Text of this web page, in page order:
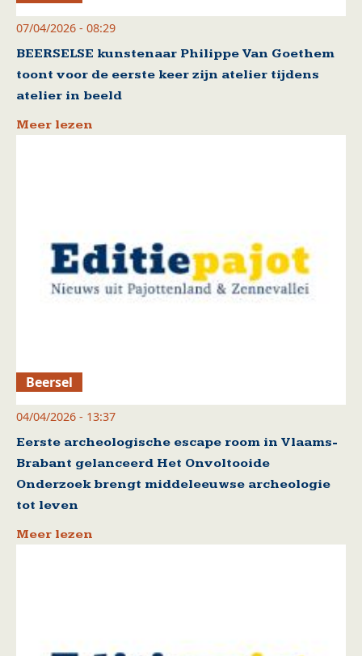
07/04/2026 - 08:29
BEERSELSE kunstenaar Philippe Van Goethem
toont voor de eerste keer zijn atelier tijdens
atelier in beeld
Meer lezen
Beersel
04/04/2026 - 13:37
Eerste archeologische escape room in Vlaams-
Brabant gelanceerd Het Onvoltooide
Onderzoek brengt middeleeuwse archeologie
tot leven
Meer lezen